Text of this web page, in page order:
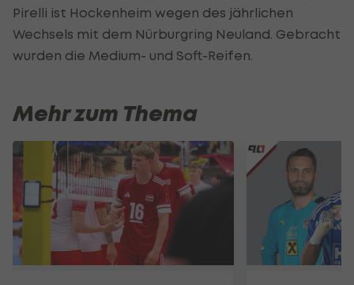
Pirelli ist Hockenheim wegen des jährlichen
Wechsels mit dem Nürburgring Neuland. Gebracht
wurden die Medium- und Soft-Reifen.
Mehr zum Thema